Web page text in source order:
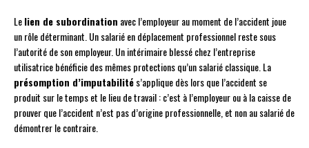
Lelien de subordination avec l’employeur au moment de l’accident joue
un rôle déterminant. Un salarié en déplacement professionnel reste sous
l’autorité de son employeur. Un intérimaire blessé chez l’entreprise
utilisatrice bénéficie des mêmes protections qu’un salarié classique. La
présomption d’imputabilités’applique dès lors que l’accident se
produit sur le temps et le lieu de travail : c’est à l’employeur ou à la caisse de
prouver que l’accident n’est pas d’origine professionnelle, et non au salarié de
démontrer le contraire.